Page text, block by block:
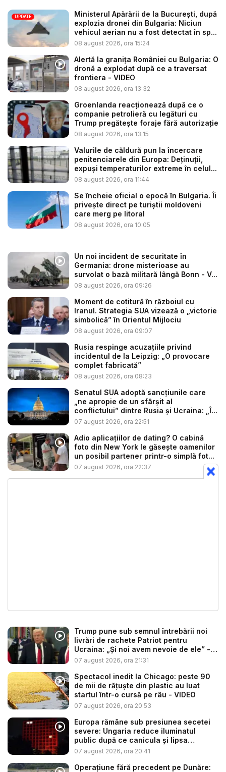
UPDATE
Ministerul Apărării de la București, după
explozia dronei din Bulgaria: Niciun
vehicul aerian nu a fost detectat în sp...
08 august 2026, ora 15:24
Alertă la granița României cu Bulgaria: O
dronă a explodat după ce a traversat
frontiera - VIDEO
08 august 2026, ora 13:32
Groenlanda reacționează după ce o
companie petrolieră cu legături cu
Trump pregătește foraje fără autorizație
08 august 2026, ora 13:15
Valurile de căldură pun la încercare
penitenciarele din Europa: Deținuții,
expuși temperaturilor extreme în celul...
08 august 2026, ora 11:44
Se încheie oficial o epocă în Bulgaria. Îi
privește direct pe turiștii moldoveni
care merg pe litoral
08 august 2026, ora 10:05
Un noi incident de securitate în
Germania: drone misterioase au
survolat o bază militară lângă Bonn - V...
08 august 2026, ora 09:26
Moment de cotitură în războiul cu
Iranul. Strategia SUA vizează o „victorie
simbolică” în Orientul Mijlociu
08 august 2026, ora 09:07
Rusia respinge acuzațiile privind
incidentul de la Leipzig: „O provocare
complet fabricată”
08 august 2026, ora 08:23
Senatul SUA adoptă sancțiunile care
„ne apropie de un sfârșit al
conflictului” dintre Rusia și Ucraina: „Î...
07 august 2026, ora 22:51
Adio aplicațiilor de dating? O cabină
foto din New York le găsește oamenilor
un posibil partener printr-o simplă fot...
07 august 2026, ora 22:37
Trump pune sub semnul întrebării noi
livrări de rachete Patriot pentru
Ucraina: „Și noi avem nevoie de ele” -
V...
07 august 2026, ora 21:31
Spectacol inedit la Chicago: peste 90
de mii de rățuște din plastic au luat
startul într-o cursă pe râu - VIDEO
07 august 2026, ora 20:53
Europa rămâne sub presiunea secetei
severe: Ungaria reduce iluminatul
public după ce canicula și lipsa
precip...
07 august 2026, ora 20:41
Operațiune fără precedent pe Dunăre: